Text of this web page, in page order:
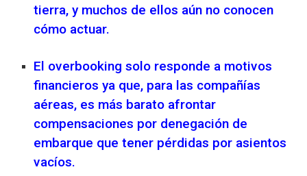
tierra, y muchos de ellos aún no conocen
cómo actuar.
El overbooking solo responde a motivos
financieros ya que, para las compañías
aéreas, es más barato afrontar
compensaciones por denegación de
embarque que tener pérdidas por asientos
vacíos.